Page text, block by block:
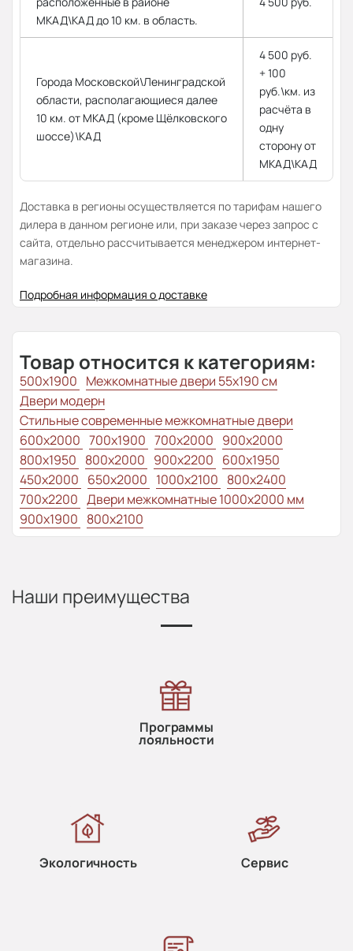
МКАД\КАД до 10 км. в область.
Города Московской\Ленинградской
области, располагающиеся далее
10 км. от МКАД (кроме Щёлковского
шоссе)\КАД
4 500 руб.
+ 100
руб.\км. из
расчёта в
одну
сторону от
МКАД\КАД
Доставка в регионы осуществляется по тарифам нашего
дилера в данном регионе или, при заказе через запрос с
сайта, отдельно рассчитывается менеджером интернет-
магазина.
Подробная информация о доставке
Товар относится к категориям:
500x1900 Межкомнатные двери 55х190 см
Двери модерн
Стильные современные межкомнатные двери
600x2000 700x1900 700x2000 900x2000
800х1950 800x2000 900x2200 600x1950
450x2000 650x2000 1000x2100 800x2400
700x2200 Двери межкомнатные 1000х2000 мм
900x1900 800x2100
Наши преимущества
Программы
лояльности
Экологичность Сервис